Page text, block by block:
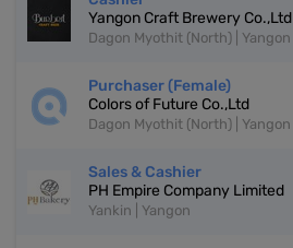
Yangon Craft Brewery Co.,Ltd
Dagon Myothit (North) | Yangon
Purchaser (Female)
Colors of Future Co.,Ltd
Dagon Myothit (North) | Yangon
Sales & Cashier
PH Empire Company Limited
Yankin | Yangon